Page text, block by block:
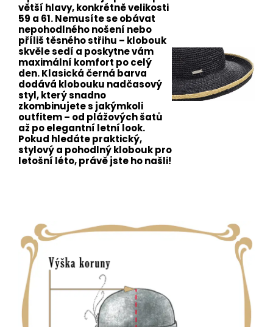
větší hlavy, konkrétně velikosti
59 a 61. Nemusíte se obávat
nepohodlného nošení nebo
příliš těsného střihu – klobouk
skvěle sedí a poskytne vám
maximální komfort po celý
den. Klasická černá barva
dodává klobouku nadčasový
styl, který snadno
zkombinujete s jakýmkoli
outfitem – od plážových šatů
až po elegantní letní look.
Pokud hledáte praktický,
stylový a pohodlný klobouk pro
letošní léto, právě jste ho našli!